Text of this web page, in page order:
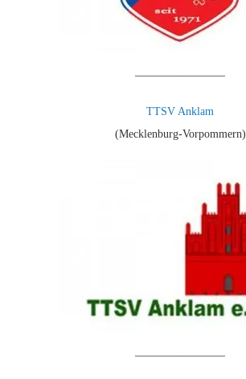
————————
TTSV Anklam
(Mecklenburg-Vorpommern)
————————